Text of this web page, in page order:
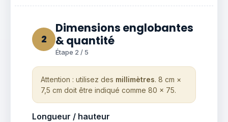
2
Dimensions englobantes
& quantité
Étape 2 / 5
Attention : utilisez des millimètres. 8 cm ×
7,5 cm doit être indiqué comme 80 × 75.
Longueur / hauteur